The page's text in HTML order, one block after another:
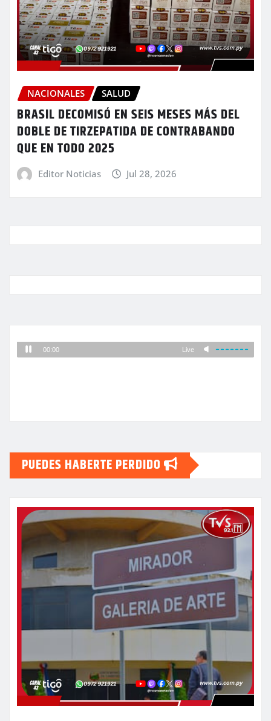
NACIONALES SALUD
BRASIL DECOMISÓ EN SEIS MESES MÁS DEL
DOBLE DE TIRZEPATIDA DE CONTRABANDO
QUE EN TODO 2025
Editor Noticias Jul 28, 2026
PUEDES HABERTE PERDIDO